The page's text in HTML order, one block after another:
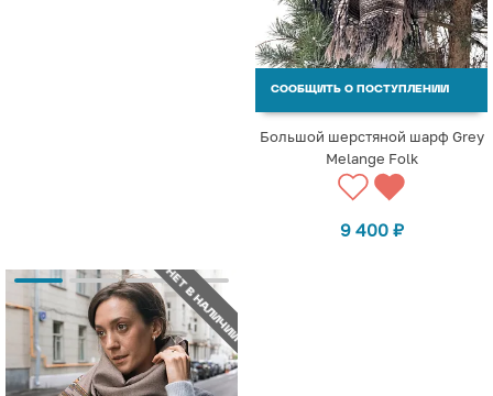
СООБЩИТЬ О ПОСТУПЛЕНИИ
Большой шерстяной шарф Grey
Melange Folk
9 400 ₽
НЕТ В НАЛИЧИИ